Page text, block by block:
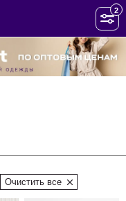
2
Очистить все